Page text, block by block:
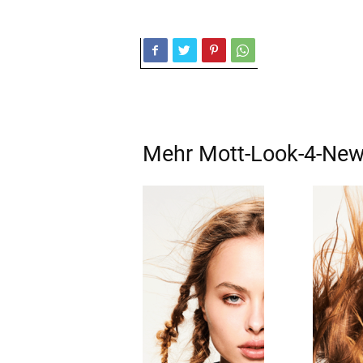
Mehr Mott-Look-4-